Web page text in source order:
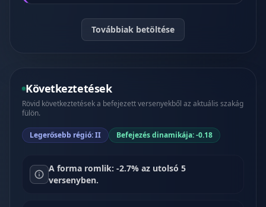
Továbbiak betöltése
Következtetések
Rövid következtetések a befejezett versenyekből az aktuális szakág
fülön.
Legerősebb régió: II Befejezés dinamikája: -0.18
A forma romlik: -2.7% az utolsó 5
versenyben.